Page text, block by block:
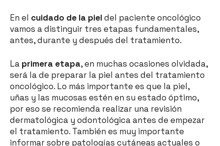
En el cuidado de la pieldel paciente oncológico
vamos a distinguir tres etapas fundamentales,
antes, durante y después del tratamiento.
La primera etapa, en muchas ocasiones olvidada,
será la de preparar la piel antes del tratamiento
oncológico. Lo más importante es que la piel,
uñas y las mucosas estén en su estado óptimo,
por eso se recomienda realizar una revisión
dermatológica y odontológica antes de empezar
el tratamiento. También es muy importante
informar sobre patologías cutáneas actuales o